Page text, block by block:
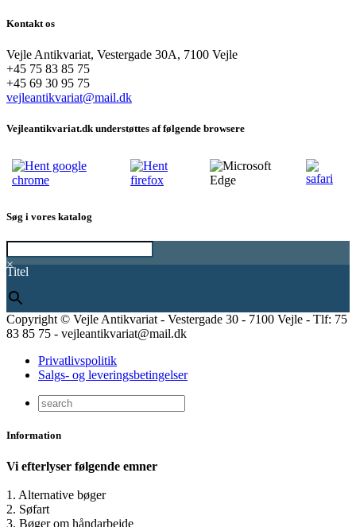
Kontakt os
Vejle Antikvariat, Vestergade 30A, 7100 Vejle
+45 75 83 85 75
+45 69 30 95 75
vejleantikvariat@mail.dk
Vejleantikvariat.dk understøttes af følgende browsere
Søg i vores katalog
×
Titel
Copyright © Vejle Antikvariat - Vestergade 30 - 7100 Vejle - Tlf: 75
83 85 75 - vejleantikvariat@mail.dk
Privatlivspolitik
Salgs- og leveringsbetingelser
Information
Vi efterlyser følgende emner
1. Alternative bøger
2. Søfart
3. Bøger om håndarbejde